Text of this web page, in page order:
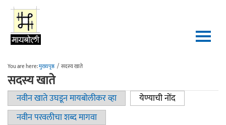
Skip to main content
You are here:मुख्यपृष्ठ / सदस्य खाते
सदस्य खाते
Primary tabs
नवीन खाते उघडून मायबोलीकर व्हा येण्याची नोंद(active tab)
नवीन परवलीचा शब्द मागवा